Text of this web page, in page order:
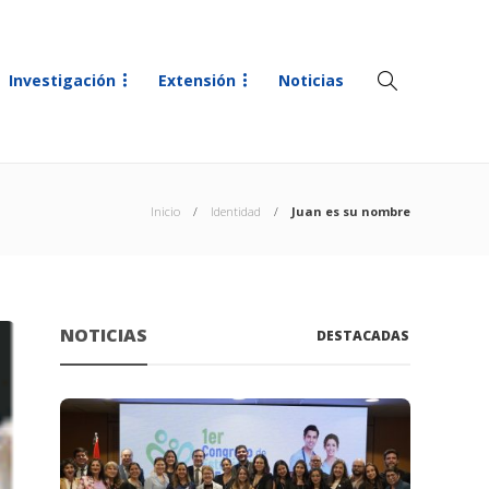
Investigación Extensión Noticias
Inicio Identidad Juan es su nombre
NOTICIAS DESTACADAS